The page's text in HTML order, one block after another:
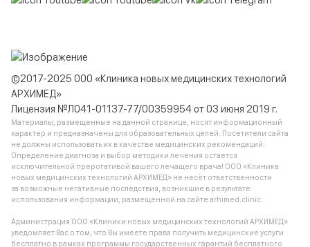
©2017-2025 ООО «Клиника новых медицинских технологий
АРХИМЕД»
Лицензия №Л041-01137-77/00359954 от 03 июня 2019 г.
Материалы, размещенные на данной странице, носят информационный
характер и предназначены для образовательных целей. Посетители сайта
не должны использовать их в качестве медицинских рекомендаций.
Определение диагноза и выбор методики лечения остается
исключительной прерогативой вашего лечащего врача! ООО «Клиника
новых медицинских технологий АРХИМЕД» не несёт ответственности
за возможные негативные последствия, возникшие в результате
использования информации, размещенной на сайте arhimed.clinic.
Администрация ООО «Клиники новых медицинских технологий АРХИМЕД»
уведомляет Вас о том, что Вы имеете права получить медицинские услуги
бесплатно в рамках программы государственных гарантий бесплатного